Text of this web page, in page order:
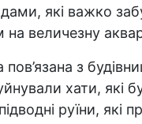
які важко
величезну
пов’язана з
хати, які
руїни, які